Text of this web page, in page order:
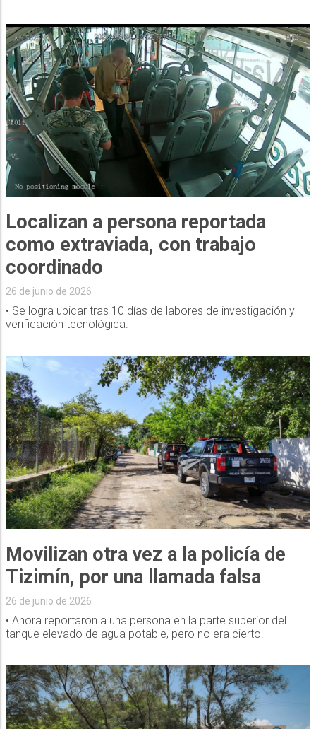
Localizan a persona reportada
como extraviada, con trabajo
coordinado
26 de junio de 2026
• Se logra ubicar tras 10 días de labores de investigación y
verificación tecnológica.
Movilizan otra vez a la policía de
Tizimín, por una llamada falsa
26 de junio de 2026
• Ahora reportaron a una persona en la parte superior del
tanque elevado de agua potable, pero no era cierto.